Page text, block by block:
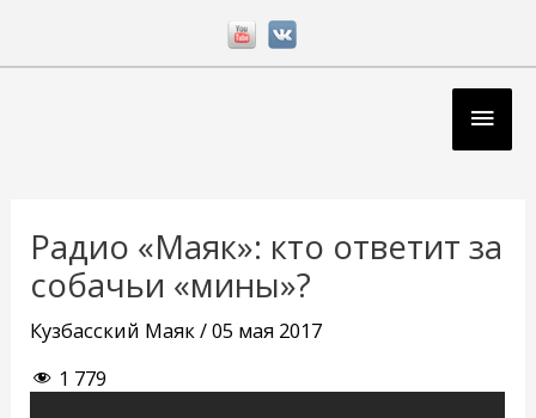
Радио «Маяк»: кто ответит за
собачьи «мины»?
Кузбасский Маяк/05 мая 2017
1 779
записям